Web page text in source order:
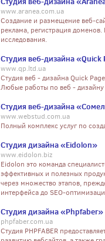
www.aranea.com.ua
Создание и размещение веб-
реклама, регистрация
исследования.
Студия веб-дизайна «Quick
www.qp.ltd.ua
Студия веб - дизайна Quick
Любые работы по веб - дизайну
Студия веб-дизайна
www.webstud.com.ua
Полный комплекс услуг по
Студия дизайна «Eidolon»
www.eidolon.biz
Eidolon это команда
эффективных и полезных
через множество этапов,
интерфейса до SEO-
Студия дизайна «Phpfaber»
phpfaber.com.ua
Студия PHPFABER